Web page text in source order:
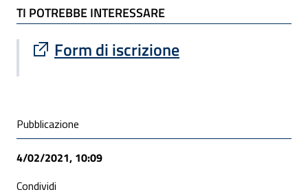
TI POTREBBE INTERESSARE
Form di iscrizione
Sito esterno : apre una nuova finestra
Condivisione social
Pubblicazione
4/02/2021, 10:09
Condividi